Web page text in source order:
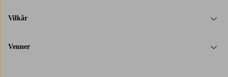
Vilkår
Venner